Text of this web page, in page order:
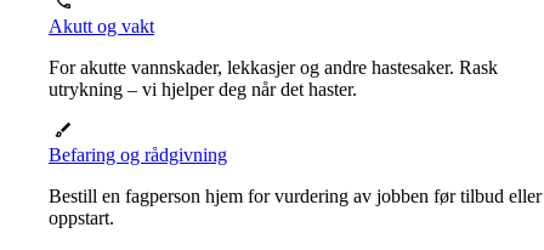
Akutt og vakt
For akutte vannskader, lekkasjer og andre hastesaker. Rask
utrykning – vi hjelper deg når det haster.
Befaring og rådgivning
Bestill en fagperson hjem for vurdering av jobben før tilbud eller
oppstart.